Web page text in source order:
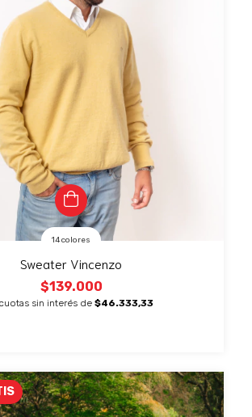
14 colores
Sweater Vincenzo
$139.000
cuotas sin interés de $46.333,33